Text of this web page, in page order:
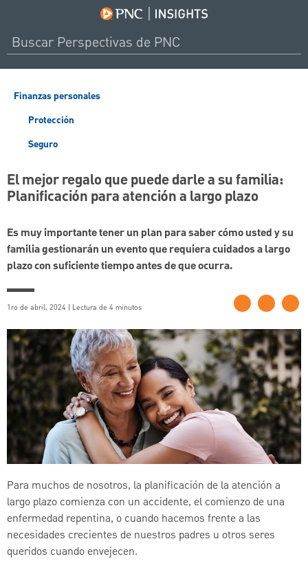
Finanzas personales
Protección
Seguro
El mejor regalo que puede darle a su familia:
Planificación para atención a largo plazo
Es muy importante tener un plan para saber cómo usted y su
familia gestionarán un evento que requiera cuidados a largo
plazo con suficiente tiempo antes de que ocurra.
1ro de abril, 2024 | Lectura de 4 minutos
Para muchos de nosotros, la planificación de la atención a
largo plazo comienza con un accidente, el comienzo de una
enfermedad repentina, o cuando hacemos frente a las
necesidades crecientes de nuestros padres u otros seres
queridos cuando envejecen.